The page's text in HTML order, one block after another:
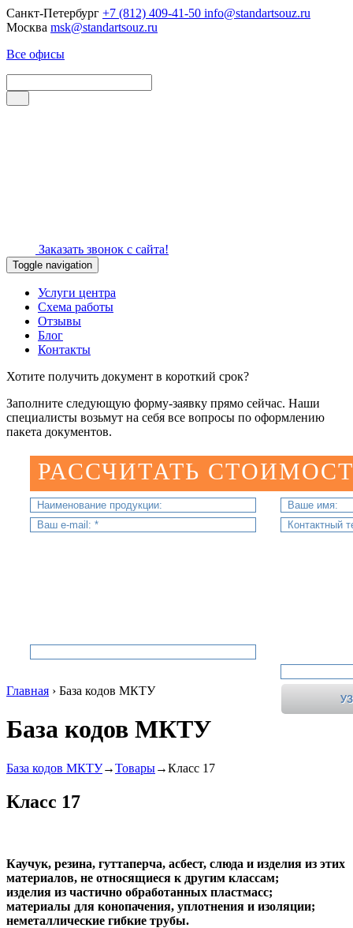
Санкт-Петербург +7 (812) 409-41-50 info@standartsouz.ru
Москва msk@standartsouz.ru
Все офисы
Заказать звонок с сайта!
Toggle navigation
Услуги центра
Схема работы
Отзывы
Блог
Контакты
Хотите получить документ в короткий срок?
Заполните следующую форму-заявку прямо сейчас. Наши
специалисты возьмут на себя все вопросы по оформлению
пакета документов.
РАССЧИТАТЬ
Главная › База кодов МКТУ
База кодов МКТУ
База кодов МКТУ→Товары→Класс 17
Класс 17
Каучук, резина, гуттаперча, асбест, слюда и изделия из этих
материалов, не относящиеся к другим классам;
изделия из частично обработанных пластмасс;
материалы для конопачения, уплотнения и изоляции;
неметаллические гибкие трубы.